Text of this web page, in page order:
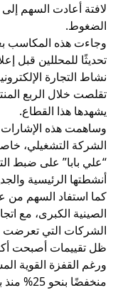
لافتة أعادت السهم
الضغوط.
وجاءت هذه المكاسب
تحديثًا للمحللين قبل
نشاط التجارة
تقلصت خلال الربع
يشهدها هذا القطاع.
وساهمت هذه الإشارات
الشركة التشغيلي،
“علي بابا” على ضبط
أنشطتها الرئيسية
كما استفاد السهم من
الصينية الكبرى، مع
الشركات التي تعرضت
ظل تقييمات أصبحت
ورغم القفزة القوية